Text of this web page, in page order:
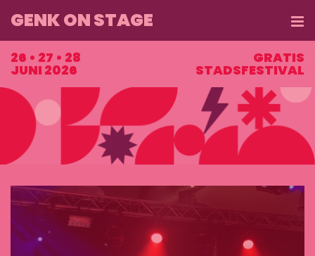
GENK ON STAGE
26 • 27 • 28
JUNI 2026
GRATIS
STADSFESTIVAL